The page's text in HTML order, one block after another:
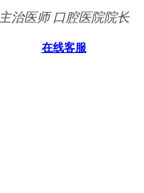
主治医师 口腔医院院长
在线客服